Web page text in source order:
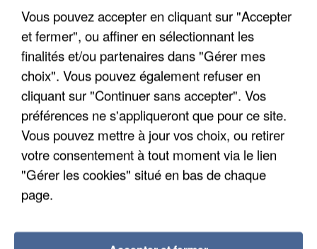
Trois personnes ont été placées en garde à vue.
Vous pouvez accepter en cliquant sur "Accepter
et fermer", ou affiner en sélectionnant les
finalités et/ou partenaires dans "Gérer mes
choix". Vous pouvez également refuser en
cliquant sur "Continuer sans accepter". Vos
préférences ne s'appliqueront que pour ce site.
Vous pouvez mettre à jour vos choix, ou retirer
votre consentement à tout moment via le lien
"Gérer les cookies" situé en bas de chaque
page.